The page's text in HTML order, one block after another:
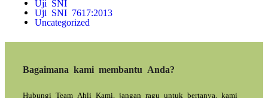
Uji SNI
Uji SNI 7617:2013
Uncategorized
Bagaimana kami membantu Anda?
Hubungi Team Ahli Kami, jangan ragu untuk bertanya, kami